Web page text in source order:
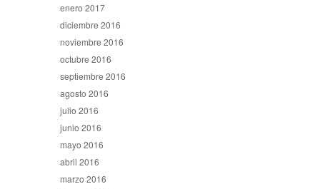
enero 2017
diciembre 2016
noviembre 2016
octubre 2016
septiembre 2016
agosto 2016
julio 2016
junio 2016
mayo 2016
abril 2016
marzo 2016